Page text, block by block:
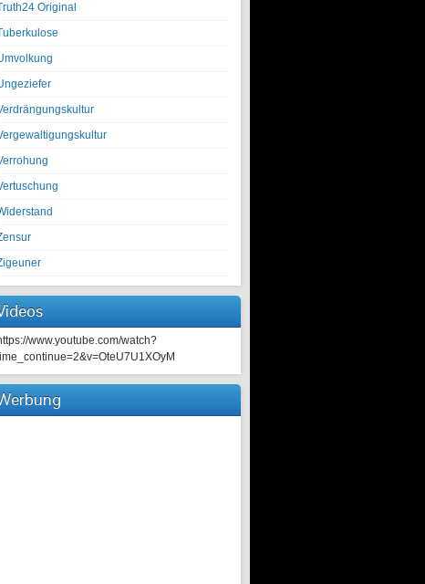
Original
www.youtube.com/watch?